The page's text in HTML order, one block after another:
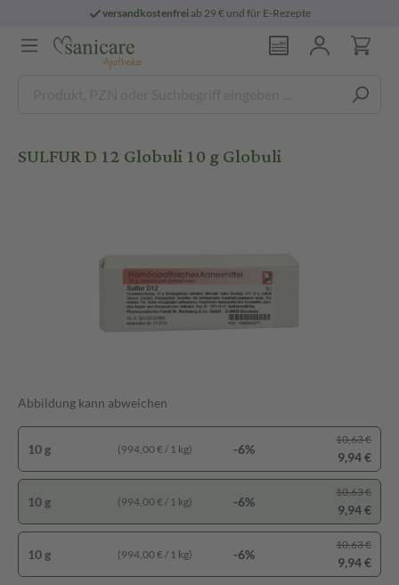
versandkostenfreiab 29 € und für E-Rezepte
SULFUR D 12 Globuli 10 g Globuli
Abbildung kann abweichen
10 g (994,00 € / 1 kg) -6%
10,63 €
9,94 €
10 g (994,00 € / 1 kg) -6%
10,63 €
9,94 €
10 g (994,00 € / 1 kg) -6%
10,63 €
9,94 €